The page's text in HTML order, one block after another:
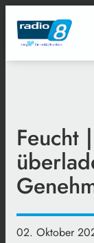
Feucht
02. Oktober